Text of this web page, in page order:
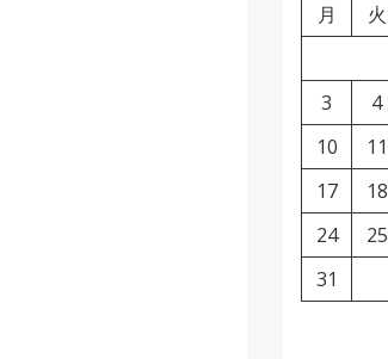
月
火
3
4
10
11
17
18
24
25
31